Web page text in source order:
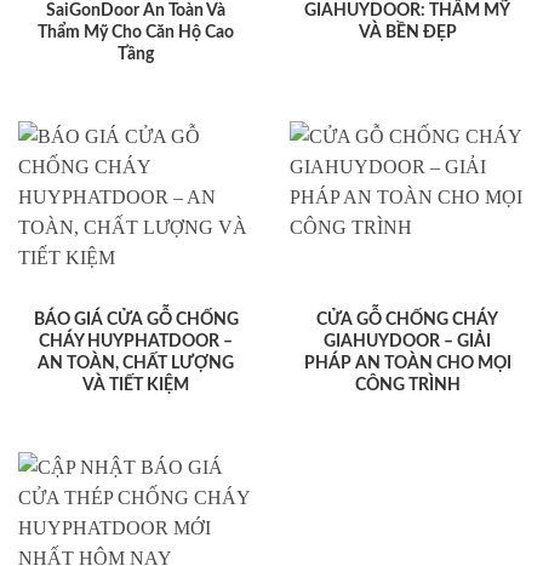
SaiGonDoor An Toàn Và
Thẩm Mỹ Cho Căn Hộ Cao
Tầng
GIAHUYDOOR: THẨM MỸ
VÀ BỀN ĐẸP
BÁO GIÁ CỬA GỖ CHỐNG
CHÁY HUYPHATDOOR –
AN TOÀN, CHẤT LƯỢNG
VÀ TIẾT KIỆM
CỬA GỖ CHỐNG CHÁY
GIAHUYDOOR – GIẢI
PHÁP AN TOÀN CHO MỌI
CÔNG TRÌNH